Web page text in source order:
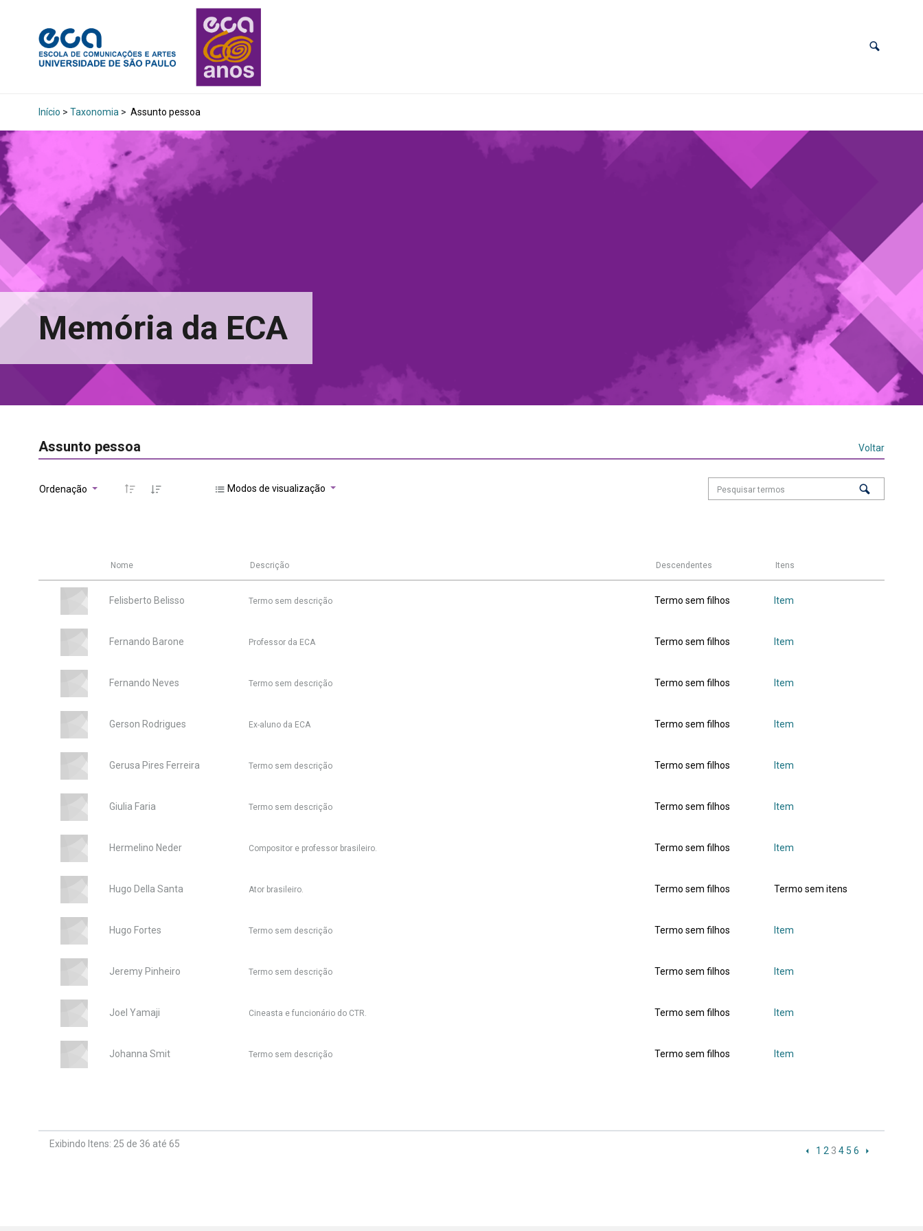
Início > Taxonomia > Assunto pessoa
Memória da ECA
Assunto pessoa Voltar
Ordenação Modos de visualização
Nome Descrição Descendentes Itens
Felisberto Belisso Termo sem descrição Termo sem filhos Item
Fernando Barone Professor da ECA Termo sem filhos Item
Fernando Neves Termo sem descrição Termo sem filhos Item
Gerson Rodrigues Ex-aluno da ECA Termo sem filhos Item
Gerusa Pires Ferreira Termo sem descrição Termo sem filhos Item
Giulia Faria Termo sem descrição Termo sem filhos Item
Hermelino Neder Compositor e professor brasileiro. Termo sem filhos Item
Hugo Della Santa Ator brasileiro. Termo sem filhos Termo sem itens
Hugo Fortes Termo sem descrição Termo sem filhos Item
Jeremy Pinheiro Termo sem descrição Termo sem filhos Item
Joel Yamaji Cineasta e funcionário do CTR. Termo sem filhos Item
Johanna Smit Termo sem descrição Termo sem filhos Item
Exibindo Itens: 25 de 36 até 65
1 2 3 4 5 6